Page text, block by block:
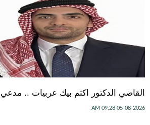
القاضي الدكتور اكثم بيك عربيات ..
05-08-2026 09:28 AM